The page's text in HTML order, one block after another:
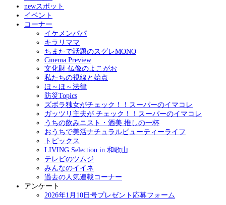
newスポット
イベント
コーナー
イケメンパパ
キラリママ
ちまたで話題のスグレMONO
Cinema Preview
文化財 仏像のよこがお
私たちの視線と始点
ほ～ほ～法律
防災Topics
ズボラ独女がチェック！！スーパーのイマコレ
ガッツリ主夫が チェック！！スーパーのイマコレ
うちの飲みニスト・酒美 推しの一杯
おうちで美活ナチュラルビューティーライフ
トピックス
LIVING Selection in 和歌山
テレビのツムジ
みんなのイイネ
過去の人気連載コーナー
アンケート
2026年1月10日号プレゼント応募フォーム